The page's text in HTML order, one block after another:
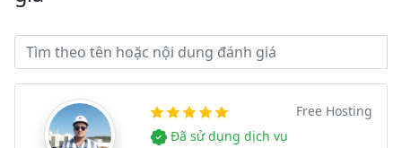
Free Hosting
Đã sử dụng dịch vụ